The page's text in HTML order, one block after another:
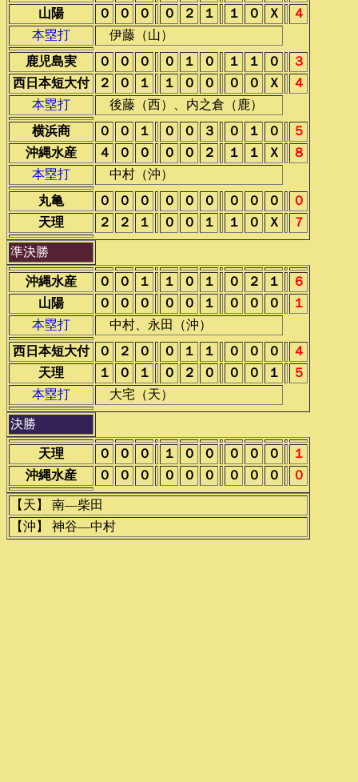
山陽
０ ０ ０ ０ ２ １ １ ０ Ｘ
４
本塁打
伊藤（山）
鹿児島実
０ ０ ０ ０ １ ０ １ １ ０
３
西日本短大付
２ ０ １ １ ０ ０ ０ ０ Ｘ
４
本塁打
後藤（西）、内之倉（鹿）
横浜商
０ ０ １ ０ ０ ３ ０ １ ０
５
沖縄水産
４ ０ ０ ０ ０ ２ １ １ Ｘ
８
本塁打
中村（沖）
丸亀
０ ０ ０ ０ ０ ０ ０ ０ ０
０
天理
２ ２ １ ０ ０ １ １ ０ Ｘ ７
準決勝
沖縄水産 ０ ０ １ １ ０ １ ０ ２ １
６
山陽
０ ０ ０ ０ ０ １ ０ ０ ０
１
本塁打
中村、永田（沖）
西日本短大付
０ ２ ０ ０ １ １ ０ ０ ０
４
天理
１ ０ １ ０ ２ ０ ０ ０ １
５
本塁打
大宅（天）
決勝
天理 ０ ０ ０ １ ０ ０ ０ ０ ０
１
沖縄水産
０ ０ ０ ０ ０ ０ ０ ０ ０ ０
【天】 南―柴田
【沖】 神谷―中村